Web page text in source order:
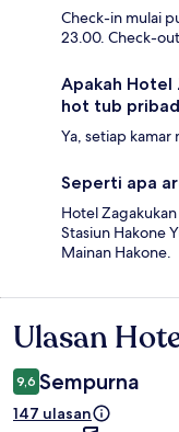
Check-in mulai
23.00. Check-
Apakah Hotel
hot tub
Ya, setiap kamar
Seperti apa
Hotel
Stasiun Hakone
Mainan Hakone.
Ulasan
Ulasan
9,6 Sempurna
147 ulasan